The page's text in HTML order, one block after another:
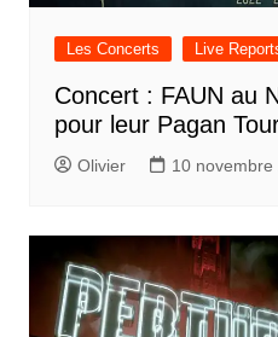
Les Concerts Live
Concert : FAUN au
pour leur Pagan
Olivier 10 novembre